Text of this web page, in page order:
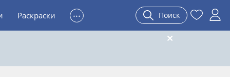
Раскраски ... Поиск